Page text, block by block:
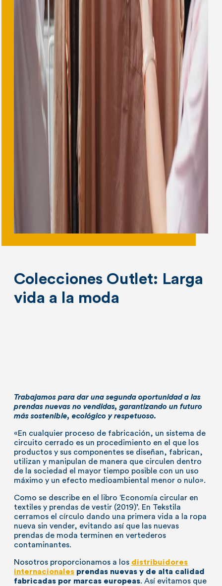
Colecciones Outlet: Larga
vida a la moda
Trabajamos para dar una segunda oportunidad a las
prendas nuevas no vendidas, garantizando un futuro
más sostenible, ecológico y respetuoso.
«En cualquier proceso de fabricación, un sistema de
circuito cerrado es un procedimiento en el que los
productos y sus componentes se diseñan, fabrican,
utilizan y manipulan de manera que circulen dentro
de la sociedad el mayor tiempo posible con un uso
máximo y un efecto medioambiental menor o nulo».
Como se describe en el libro ‘Economía circular en
textiles y prendas de vestir (2019)’. En Tekstila
cerramos el círculo dando una primera vida a la ropa
nueva sin vender, evitando así que las nuevas
prendas de moda terminen en vertederos
contaminantes.
Nosotros proporcionamos a los distribuidores
internacionales prendas nuevas y de alta calidad
fabricadas por marcas europeas. Así evitamos que